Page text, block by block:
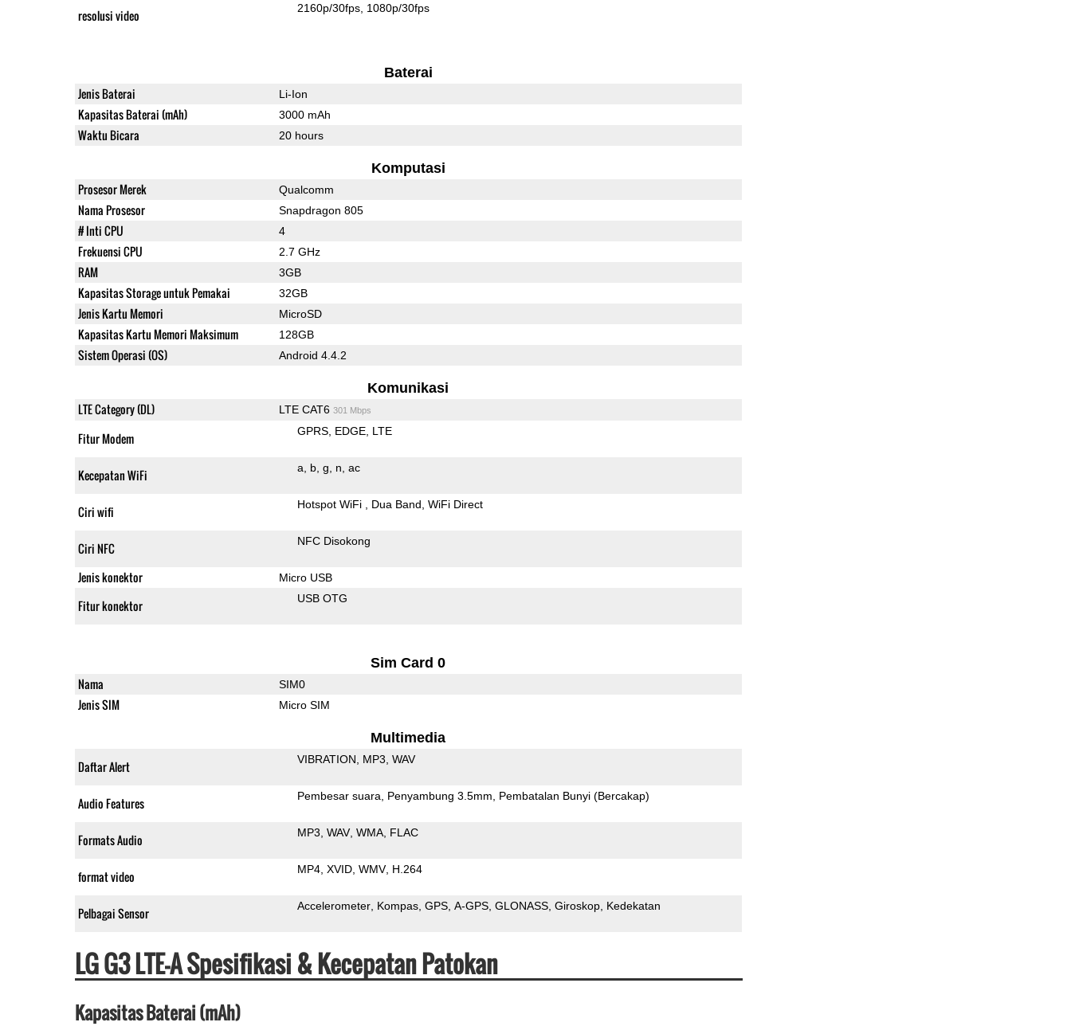
resolusi video 2160p/30fps 1080p/30fps
Baterai
Jenis Baterai Li-Ion
Kapasitas Baterai (mAh) 3000 mAh
Waktu Bicara 20 hours
Komputasi
Prosesor Merek Qualcomm
Nama Prosesor Snapdragon 805
# Inti CPU 4
Frekuensi CPU 2.7 GHz
RAM 3GB
Kapasitas Storage untuk Pemakai 32GB
Jenis Kartu Memori MicroSD
Kapasitas Kartu Memori Maksimum 128GB
Sistem Operasi (OS) Android 4.4.2
Komunikasi
LTE Category (DL) LTE CAT6 301 Mbps
Fitur Modem GPRS EDGE LTE
Kecepatan WiFi a b g n ac
Ciri wifi Hotspot WiFi Dua Band WiFi Direct
Ciri NFC NFC Disokong
Jenis konektor Micro USB
Fitur konektor USB OTG
Sim Card 0
Nama SIM0
Jenis SIM Micro SIM
Multimedia
Daftar Alert VIBRATION MP3 WAV
Audio Features Pembesar suara Penyambung 3.5mm Pembatalan Bunyi (Bercakap)
Formats Audio MP3 WAV WMA FLAC
format video MP4 XVID WMV H.264
Pelbagai Sensor Accelerometer Kompas GPS A-GPS GLONASS Giroskop Kedekatan
LG G3 LTE-A Spesifikasi & Kecepatan Patokan
Kapasitas Baterai (mAh)